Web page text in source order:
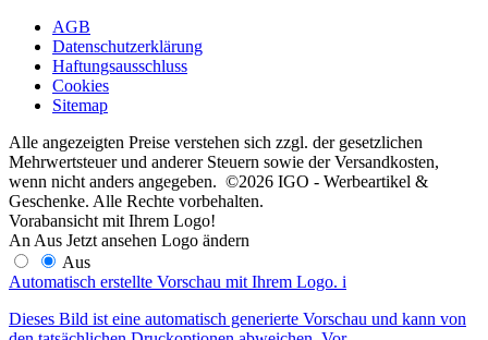
AGB
Datenschutzerklärung
Haftungsausschluss
Cookies
Sitemap
Alle angezeigten Preise verstehen sich zzgl. der gesetzlichen
Mehrwertsteuer und anderer Steuern sowie der Versandkosten,
wenn nicht anders angegeben. ©2026 IGO - Werbeartikel &
Geschenke. Alle Rechte vorbehalten.
Vorabansicht mit Ihrem Logo!
An Aus Jetzt ansehen Logo ändern
Aus
Automatisch erstellte Vorschau mit Ihrem Logo. i
Dieses Bild ist eine automatisch generierte Vorschau und kann von